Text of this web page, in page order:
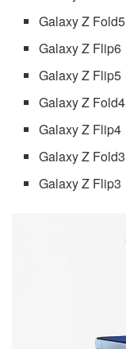
Galaxy Z Fold5
Galaxy Z Flip6
Galaxy Z Flip5
Galaxy Z Fold4
Galaxy Z Flip4
Galaxy Z Fold3
Galaxy Z Flip3